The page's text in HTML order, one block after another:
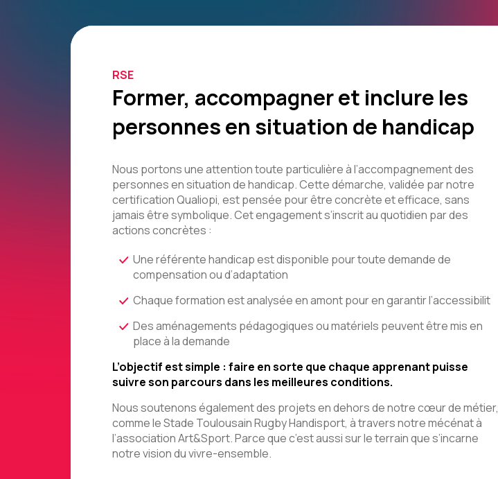
RSE
Former, accompagner et inclure les
personnes en situation de handicap
Nous portons une attention toute particulière à l’accompagnement des
personnes en situation de handicap. Cette démarche, validée par notre
certification Qualiopi, est pensée pour être concrète et efficace, sans
jamais être symbolique. Cet engagement s’inscrit au quotidien par des
actions concrètes :
Une référente handicap est disponible pour toute demande de
compensation ou d’adaptation
Chaque formation est analysée en amont pour en garantir l’accessibilit
Des aménagements pédagogiques ou matériels peuvent être mis en
place à la demande
L’objectif est simple : faire en sorte que chaque apprenant puisse
suivre son parcours dans les meilleures conditions.
Nous soutenons également des projets en dehors de notre cœur de métier,
comme le Stade Toulousain Rugby Handisport, à travers notre mécénat à
l’association Art&Sport. Parce que c’est aussi sur le terrain que s’incarne
notre vision du vivre-ensemble.